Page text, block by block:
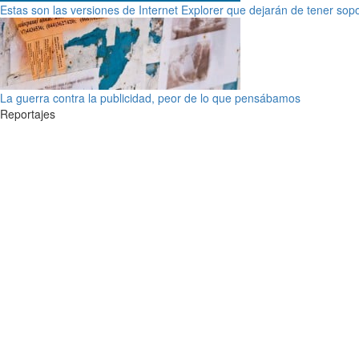
Estas son las versiones de Internet Explorer que dejarán de tener
La guerra contra la publicidad, peor de lo que pensábamos
Reportajes